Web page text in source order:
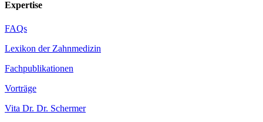
Expertise
FAQs
Lexikon der Zahnmedizin
Fachpublikationen
Vorträge
Vita Dr. Dr. Schermer